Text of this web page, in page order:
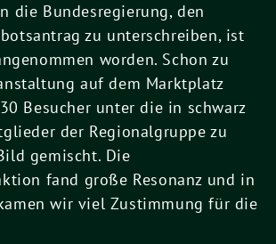
die Bundesregierung, den
zu unterschreiben, ist
worden. Schon zu
auf dem Marktplatz
Besucher unter die in schwarz
der Regionalgruppe zu
gemischt. Die
fand große Resonanz und in
wir viel Zustimmung für die